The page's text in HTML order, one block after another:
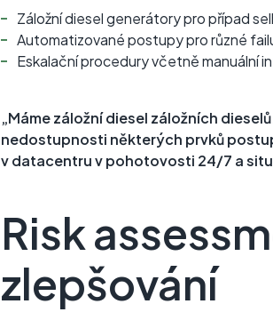
Záložní diesel generátory pro případ
Automatizované postupy pro různé
Eskalační procedury včetně manuální
„Máme záložní diesel záložních
nedostupnosti některých prvků
v datacentru v pohotovosti 24/7 a
Risk
zlepšování